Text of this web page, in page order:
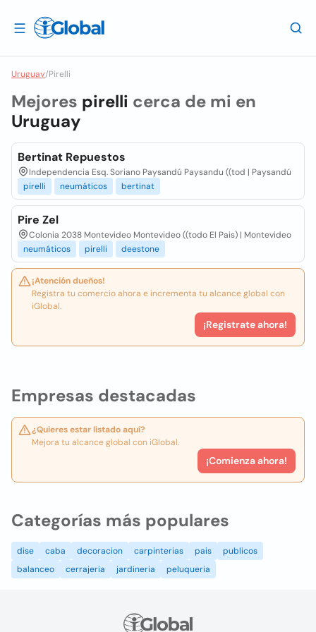
Uruguay/Pirelli
Empresas destacadas
¿Quieres estar listado aquí?
Mejora tu alcance global con iGlobal.
¡Comienza ahora!
Mejores pirelli cerca de mi en
Uruguay
Bertinat Repuestos
Independencia Esq. Soriano Paysandú Paysandu ((tod | Paysandú
pirelli
neumáticos bertinat
Pire Zel
Colonia 2038 Montevideo Montevideo ((todo El Pais) | Montevideo
neumáticos
pirelli deestone
¡Atención dueños!
Registra tu comercio ahora e incrementa tu alcance global con
iGlobal.
¡Registrate ahora!
Categorías más populares
dise caba decoracion carpinterias pais
publicos
balanceo
cerrajeria jardineria peluqueria